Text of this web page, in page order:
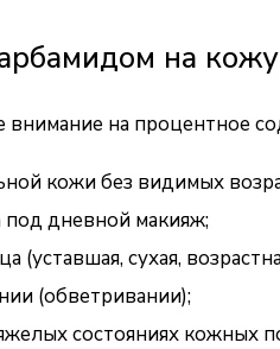
на кожу
внимание на процентное
кожи без видимых
дневной макияж;
(уставшая, сухая,
(обветривании);
состояниях кожных